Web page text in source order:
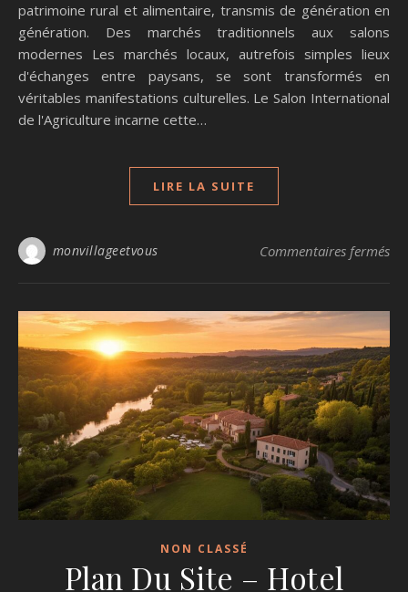
patrimoine rural et alimentaire, transmis de génération en
génération. Des marchés traditionnels aux salons
modernes Les marchés locaux, autrefois simples lieux
d'échanges entre paysans, se sont transformés en
véritables manifestations culturelles. Le Salon International
de l'Agriculture incarne cette…
LIRE LA SUITE
monvillageetvous Commentaires fermés
NON CLASSÉ
Plan Du Site – Hotel